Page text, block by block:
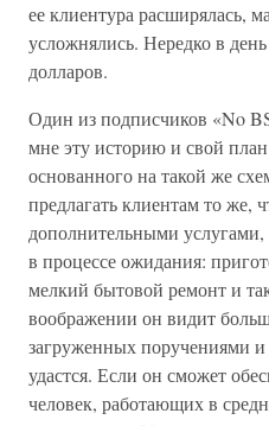
ее клиентура расширялась,
усложнялись. Нередко в
долларов.
Один из подписчиков «No
мне эту историю и свой
основанного на такой же
предлагать клиентам то же,
дополнительными
в процессе ожидания:
мелкий бытовой ремонт и
воображении он видит
загруженных поручениями
удастся. Если он сможет
человек, работающих в